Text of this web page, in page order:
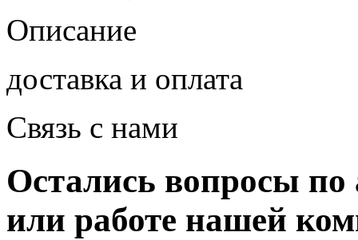
Описание
доставка и оплата
Связь с нами
Остались вопросы по
или работе нашей